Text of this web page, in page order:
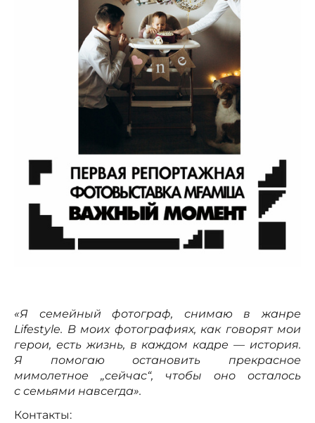
«Я семейный фотограф, снимаю в жанре
Lifestyle. В моих фотографиях, как говорят мои
герои, есть жизнь, в каждом кадре — история.
Я помогаю остановить прекрасное
мимолетное „сейчас“, чтобы оно осталось
с семьями навсегда».
Контакты: